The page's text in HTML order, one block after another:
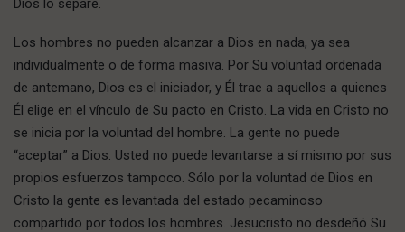
Los hombres no pueden alcanzar a Dios en nada, ya sea
individualmente o de forma masiva. Por Su voluntad ordenada
de antemano, Dios es el iniciador, y Él trae a aquellos a quienes
Él elige en el vínculo de Su pacto en Cristo. La vida en Cristo no
se inicia por la voluntad del hombre. La gente no puede
“aceptar” a Dios. Usted no puede levantarse a sí mismo por sus
propios esfuerzos tampoco. Sólo por la voluntad de Dios en
Cristo la gente es levantada del estado pecaminoso
compartido por todos los hombres. Jesucristo no desdeñó Su